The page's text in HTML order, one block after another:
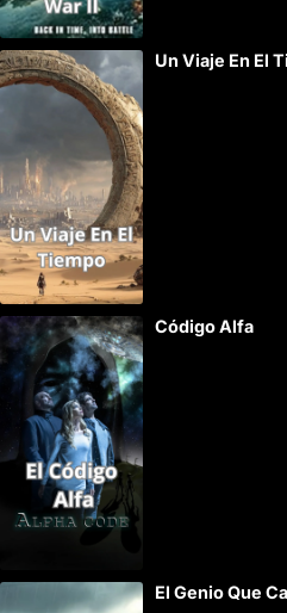
Un Viaje En El
Código Alfa
El Genio Que